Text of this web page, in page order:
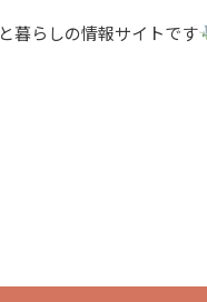
暮らしの情報サイトです